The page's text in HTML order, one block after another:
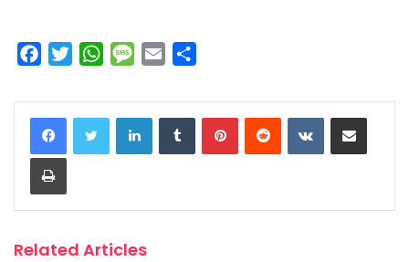
c
e
b
o
o
i
t
t
W
a
t
s
M
s
s
a
a
i
a
r
e
LinkedInTumblrPinterestReddit VKontakteShare via Email
Print
Related Articles